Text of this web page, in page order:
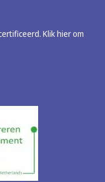
Klik hier om